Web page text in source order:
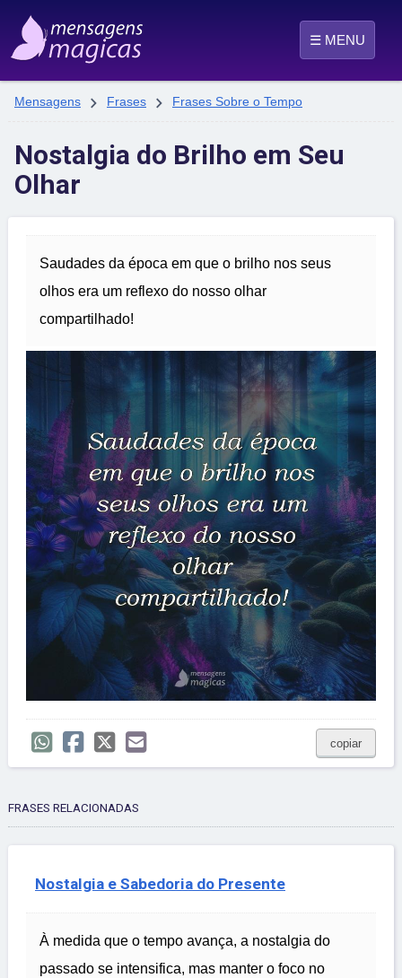
☰ MENU
Mensagens  Frases  Frases Sobre o Tempo
Nostalgia do Brilho em Seu
Olhar
Saudades da época em que o brilho nos seus
olhos era um reflexo do nosso olhar
compartilhado!
copiar
FRASES RELACIONADAS
Nostalgia e Sabedoria do Presente
À medida que o tempo avança, a nostalgia do
passado se intensifica, mas manter o foco no